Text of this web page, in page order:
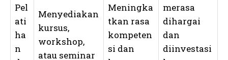
Pel
ati
ha
n
Menyediakan
kursus,
workshop,
atau seminar
Meningka
tkan rasa
kompeten
si dan
merasa
dihargai
dan
diinvestasi